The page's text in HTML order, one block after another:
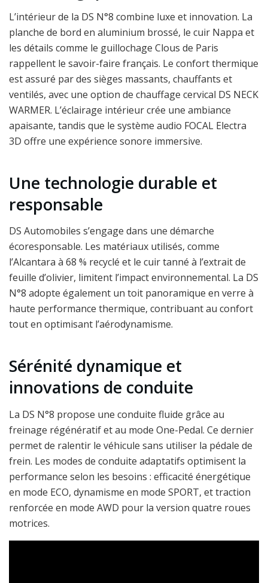
L’intérieur de la DS N°8 combine luxe et innovation. La
planche de bord en aluminium brossé, le cuir Nappa et
les détails comme le guillochage Clous de Paris
rappellent le savoir-faire français. Le confort thermique
est assuré par des sièges massants, chauffants et
ventilés, avec une option de chauffage cervical DS NECK
WARMER. L’éclairage intérieur crée une ambiance
apaisante, tandis que le système audio FOCAL Electra
3D offre une expérience sonore immersive.
Une technologie durable et
responsable
DS Automobiles s’engage dans une démarche
écoresponsable. Les matériaux utilisés, comme
l’Alcantara à 68 % recyclé et le cuir tanné à l’extrait de
feuille d’olivier, limitent l’impact environnemental. La DS
N°8 adopte également un toit panoramique en verre à
haute performance thermique, contribuant au confort
tout en optimisant l’aérodynamisme.
Sérénité dynamique et
innovations de conduite
La DS N°8 propose une conduite fluide grâce au
freinage régénératif et au mode One-Pedal. Ce dernier
permet de ralentir le véhicule sans utiliser la pédale de
frein. Les modes de conduite adaptatifs optimisent la
performance selon les besoins : efficacité énergétique
en mode ECO, dynamisme en mode SPORT, et traction
renforcée en mode AWD pour la version quatre roues
motrices.